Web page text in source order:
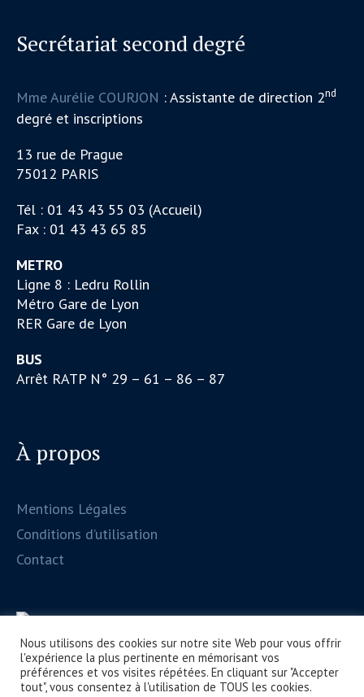
Secrétariat second degré
Mme Aurélie COURJON : Assistante de direction 2nd
degré et inscriptions
13 rue de Prague
75012 PARIS
Tél : 01 43 43 55 03 (Accueil)
Fax : 01 43 43 65 85
METRO
Ligne 8 : Ledru Rollin
Métro Gare de Lyon
RER Gare de Lyon
BUS
Arrêt RATP N° 29 – 61 – 86 – 87
À propos
Mentions Légales
Conditions d’utilisation
Contact
Nous utilisons des cookies sur notre site Web pour vous offrir
l'expérience la plus pertinente en mémorisant vos
préférences et vos visites répétées. En cliquant sur "Accepter
tout", vous consentez à l'utilisation de TOUS les cookies.